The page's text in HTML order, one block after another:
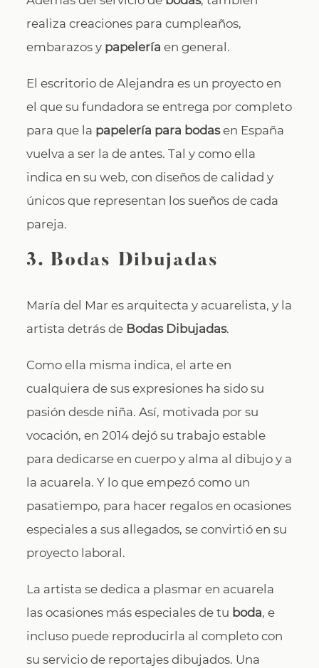
realiza creaciones para cumpleaños,
embarazos y papelería en general.
El escritorio de Alejandra es un proyecto en
el que su fundadora se entrega por completo
para que la papelería para bodasen España
vuelva a ser la de antes. Tal y como ella
indica en su web, con diseños de calidad y
únicos que representan los sueños de cada
pareja.
3. Bodas Dibujadas
María del Mar es arquitecta y acuarelista, y la
artista detrás de Bodas Dibujadas.
Como ella misma indica, el arte en
cualquiera de sus expresiones ha sido su
pasión desde niña. Así, motivada por su
vocación, en 2014 dejó su trabajo estable
para dedicarse en cuerpo y alma al dibujo y a
la acuarela. Y lo que empezó como un
pasatiempo, para hacer regalos en ocasiones
especiales a sus allegados, se convirtió en su
proyecto laboral.
La artista se dedica a plasmar en acuarela
las ocasiones más especiales de tu boda, e
incluso puede reproducirla al completo con
su servicio de reportajes dibujados. Una